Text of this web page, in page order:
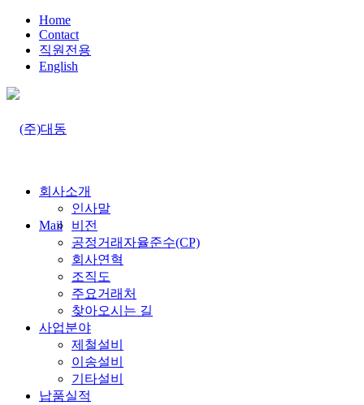
Home
Contact
직원전용
English
Mail
회사소개
인사말
비전
공정거래자율준수(CP)
회사연혁
조직도
주요거래처
찾아오시는 길
사업분야
제철설비
이송설비
기타설비
납품실적